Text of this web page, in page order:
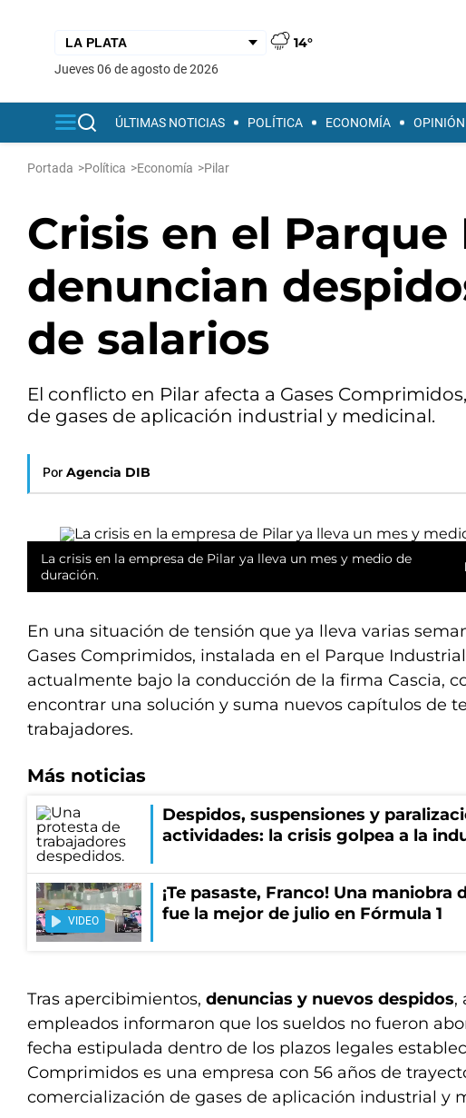
14°
jueves 06 de agosto de 2026
ÚLTIMAS NOTICIAS POLÍTICA ECONOMÍA OPINIÓN
Portada >Política >Economía >Pilar
Crisis en el
denuncian
de salarios
El conflicto en Pilar afecta a Gases
de gases de aplicación industrial y medicinal.
Por Agencia DIB
La crisis en la empresa de Pilar ya lleva un mes y medio de
duración.
En una situación de tensión que ya lleva varias
Gases Comprimidos, instalada en el Parque
actualmente bajo la conducción de la firma Cascia,
encontrar una solución y suma nuevos capítulos de
trabajadores.
Más noticias
Despidos, suspensiones y
actividades: la crisis golpea a la
VIDEO
¡Te pasaste, Franco! Una maniobra
fue la mejor de julio en Fórmula 1
Tras apercibimientos, denuncias y nuevos despidos,
empleados informaron que los sueldos no fueron
fecha estipulada dentro de los plazos legales
Comprimidos es una empresa con 56 años de
comercialización de gases de aplicación industrial y